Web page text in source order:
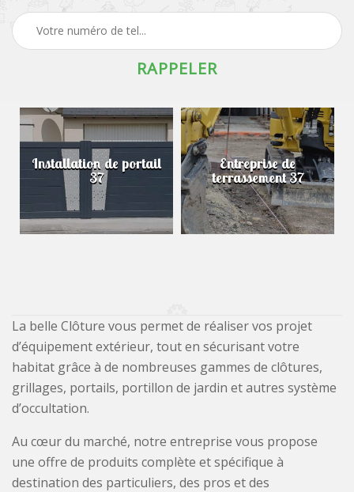
Installation de portail
37
Entreprise de
terrassement 37
La belle Clôture vous permet de réaliser vos projet
d’équipement extérieur, tout en sécurisant votre
habitat grâce à de nombreuses gammes de clôtures,
grillages, portails, portillon de jardin et autres système
d’occultation.
Au cœur du marché, notre entreprise vous propose
une offre de produits complète et spécifique à
destination des particuliers, des pros et des